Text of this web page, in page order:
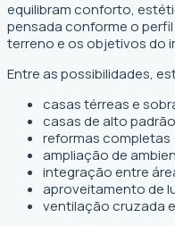
equilibram conforto,
pensada conforme o
terreno e os objetivos do
Entre as possibilidades,
casas térreas e
casas de alto padrão
reformas completas
ampliação de
integração entre
aproveitamento de
ventilação cruzada